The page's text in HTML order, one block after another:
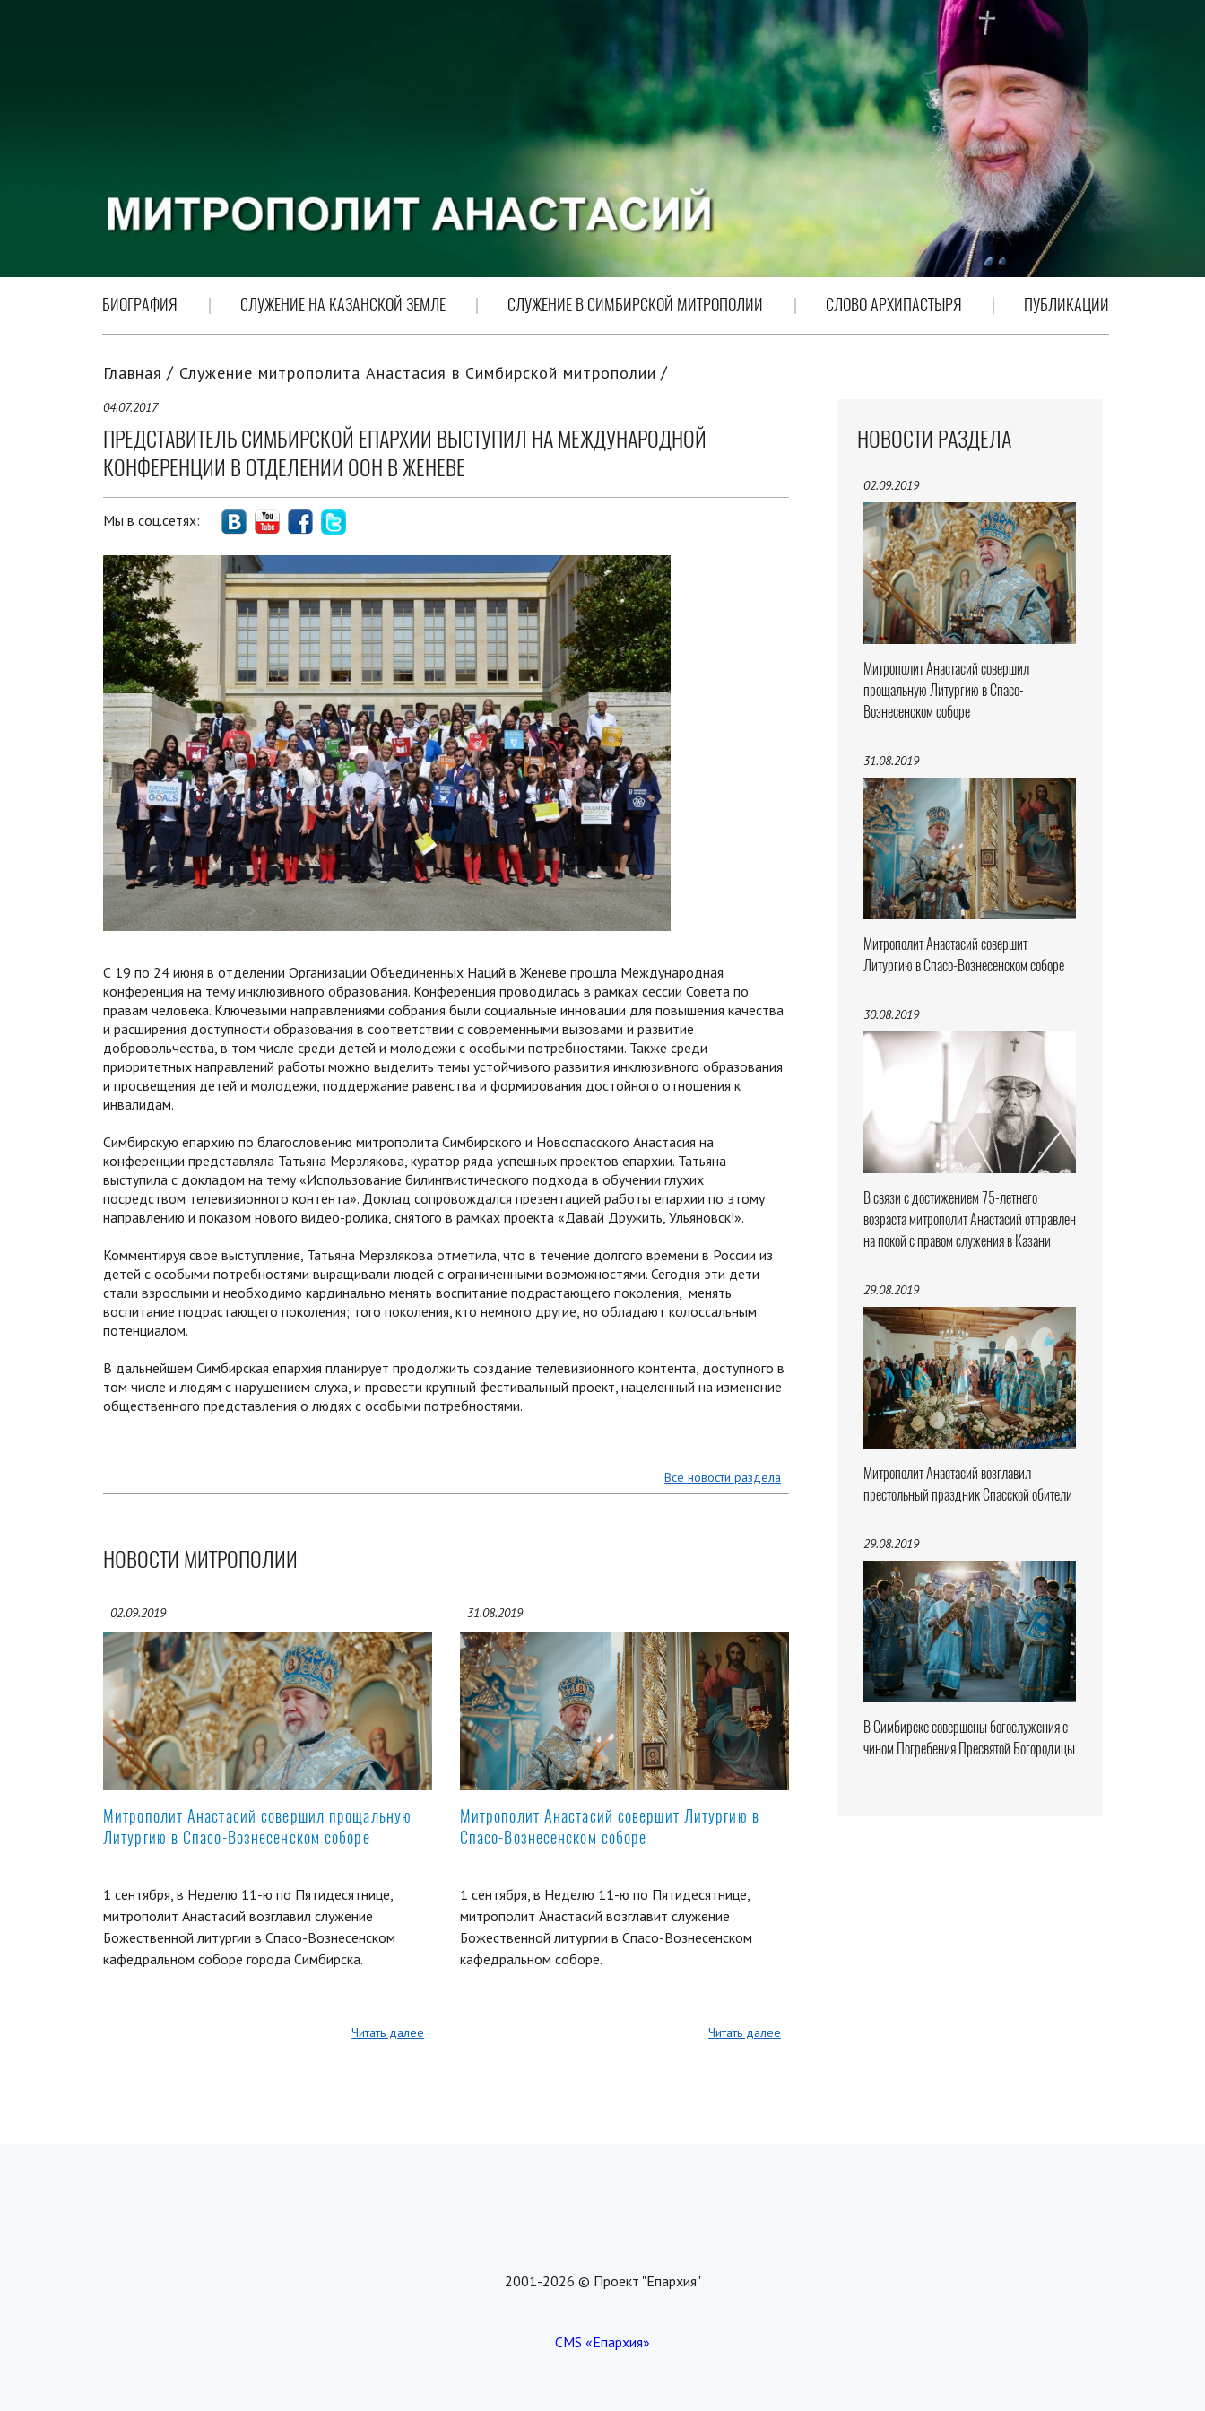
БИОГРАФИЯ СЛУЖЕНИЕ НА КАЗАНСКОЙ ЗЕМЛЕ СЛУЖЕНИЕ В СИМБИРСКОЙ МИТРОПОЛИИ СЛОВО АРХИПАСТЫРЯ ПУБЛИКАЦИИ
НОВОСТИ РАЗДЕЛА
02.09.2019
Митрополит Анастасий совершил
прощальную Литургию в Спасо-
Вознесенском соборе
31.08.2019
Митрополит Анастасий совершит
Литургию в Спасо-Вознесенском соборе
30.08.2019
В связи с достижением 75-летнего
возраста митрополит Анастасий отправлен
на покой с правом служения в Казани
29.08.2019
Митрополит Анастасий возглавил
престольный праздник Спасской обители
29.08.2019
В Симбирске совершены богослужения с
чином Погребения Пресвятой Богородицы
Главная Служение митрополита Анастасия в Симбирской митрополии
04.07.2017
ПРЕДСТАВИТЕЛЬ СИМБИРСКОЙ ЕПАРХИИ ВЫСТУПИЛ НА МЕЖДУНАРОДНОЙ
КОНФЕРЕНЦИИ В ОТДЕЛЕНИИ ООН В ЖЕНЕВЕ
Мы в соц.сетях:
С 19 по 24 июня в отделении Организации Объединенных Наций в Женеве прошла Международная
конференция на тему инклюзивного образования. Конференция проводилась в рамках сессии Совета по
правам человека. Ключевыми направлениями собрания были социальные инновации для повышения качества
и расширения доступности образования в соответствии с современными вызовами и развитие
добровольчества, в том числе среди детей и молодежи с особыми потребностями. Также среди
приоритетных направлений работы можно выделить темы устойчивого развития инклюзивного образования
и просвещения детей и молодежи, поддержание равенства и формирования достойного отношения к
инвалидам.
Симбирскую епархию по благословению митрополита Симбирского и Новоспасского Анастасия на
конференции представляла Татьяна Мерзлякова, куратор ряда успешных проектов епархии. Татьяна
выступила с докладом на тему «Использование билингвистического подхода в обучении глухих
посредством телевизионного контента». Доклад сопровождался презентацией работы епархии по этому
направлению и показом нового видео-ролика, снятого в рамках проекта «Давай Дружить, Ульяновск!».
Комментируя свое выступление, Татьяна Мерзлякова отметила, что в течение долгого времени в России из
детей с особыми потребностями выращивали людей с ограниченными возможностями. Сегодня эти дети
стали взрослыми и необходимо кардинально менять воспитание подрастающего поколения, менять
воспитание подрастающего поколения; того поколения, кто немного другие, но обладают колоссальным
потенциалом.
В дальнейшем Симбирская епархия планирует продолжить создание телевизионного контента, доступного в
том числе и людям с нарушением слуха, и провести крупный фестивальный проект, нацеленный на изменение
общественного представления о людях с особыми потребностями.
Все новости раздела
НОВОСТИ МИТРОПОЛИИ
02.09.2019
Митрополит Анастасий совершил прощальную
Литургию в Спасо-Вознесенском соборе
1 сентября, в Неделю 11-ю по Пятидесятнице,
митрополит Анастасий возглавил служение
Божественной литургии в Спасо-Вознесенском
кафедральном соборе города Симбирска.
Читать далее
31.08.2019
Митрополит Анастасий совершит Литургию в
Спасо-Вознесенском соборе
1 сентября, в Неделю 11-ю по Пятидесятнице,
митрополит Анастасий возглавит служение
Божественной литургии в Спасо-Вознесенском
кафедральном соборе.
Читать далее
2001-2026 © Проект "Епархия"
CMS «Епархия»